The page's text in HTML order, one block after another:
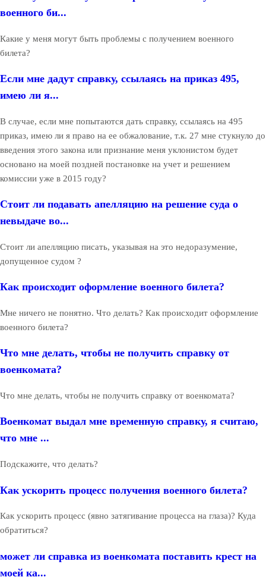
военного би...
Какие у меня могут быть проблемы с получением военного
билета?
Если мне дадут справку, ссылаясь на приказ 495,
имею ли я...
В случае, если мне попытаются дать справку, ссылаясь на 495
приказ, имею ли я право на ее обжалование, т.к. 27 мне стукнуло до
введения этого закона или признание меня уклонистом будет
основано на моей поздней постановке на учет и решением
комиссии уже в 2015 году?
Стоит ли подавать апелляцию на решение суда о
невыдаче во...
Стоит ли апелляцию писать, указывая на это недоразумение,
допущенное судом ?
Как происходит оформление военного билета?
Мне ничего не понятно. Что делать? Как происходит оформление
военного билета?
Что мне делать, чтобы не получить справку от
военкомата?
Что мне делать, чтобы не получить справку от военкомата?
Военкомат выдал мне временную справку, я считаю,
что мне ...
Подскажите, что делать?
Как ускорить процесс получения военного билета?
Как ускорить процесс (явно затягивание процесса на глаза)? Куда
обратиться?
может ли справка из военкомата поставить крест на
моей ка...